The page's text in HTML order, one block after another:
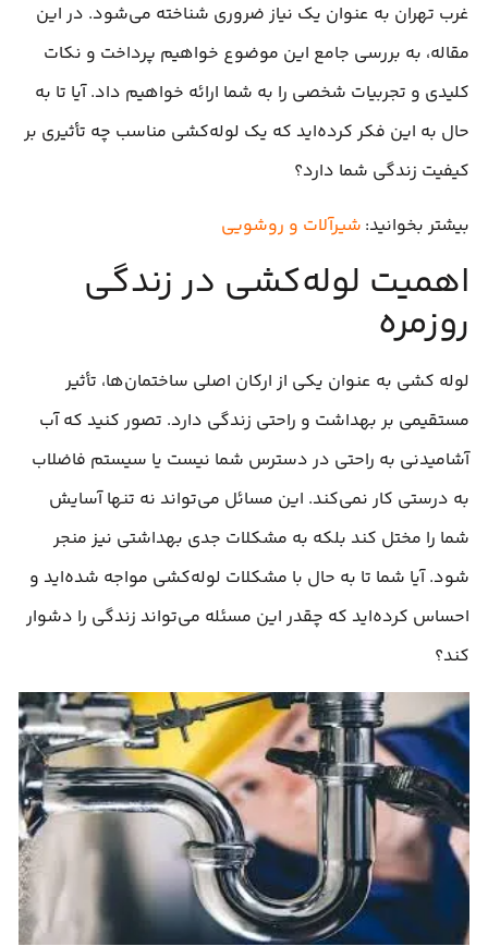
غرب تهران به عنوان یک نیاز ضروری شناخته می‌شود. در این
مقاله، به بررسی جامع این موضوع خواهیم پرداخت و نکات
کلیدی و تجربیات شخصی را به شما ارائه خواهیم داد. آیا تا به
حال به این فکر کرده‌اید که یک لوله‌کشی مناسب چه تأثیری بر
کیفیت زندگی شما دارد؟
بیشتر بخوانید: شیرآلات و روشویی
اهمیت لوله‌کشی در زندگی
روزمره
لوله‌ کشی به عنوان یکی از ارکان اصلی ساختمان‌ها، تأثیر
مستقیمی بر بهداشت و راحتی زندگی دارد. تصور کنید که آب
آشامیدنی به راحتی در دسترس شما نیست یا سیستم فاضلاب
به درستی کار نمی‌کند. این مسائل می‌تواند نه تنها آسایش
شما را مختل کند بلکه به مشکلات جدی بهداشتی نیز منجر
شود. آیا شما تا به حال با مشکلات لوله‌کشی مواجه شده‌اید و
احساس کرده‌اید که چقدر این مسئله می‌تواند زندگی را دشوار
کند؟